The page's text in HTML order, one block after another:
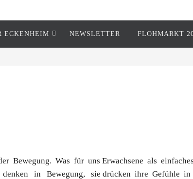
ECKENHEIM NEWSLETTER FLOHMARKT
Bewegung. Was für uns Erwachsene als
in Bewegung, sie drücken ihre Gefühle in